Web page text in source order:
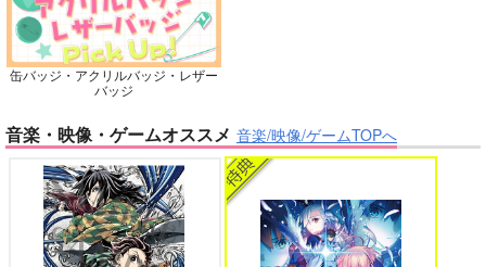
バイトの宮川君は店長が好き 2
出来損ないのラブソング Riff 兎太と烏堂
缶バッジ・アクリルバッジ・レザー
バッジ
音楽・映像・ゲームオススメ 音楽/映像/ゲームTOPへ